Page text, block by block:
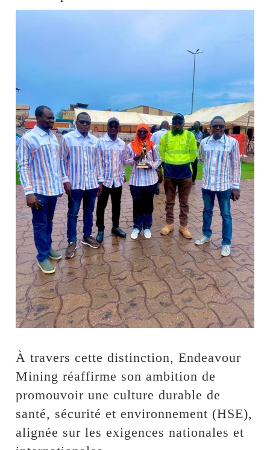
À travers cette distinction, Endeavour
Mining réaffirme son ambition de
promouvoir une culture durable de
santé, sécurité et environnement (HSE),
alignée sur les exigences nationales et